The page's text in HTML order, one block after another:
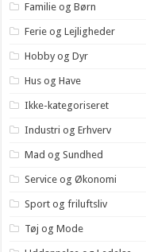
Familie og Børn
Ferie og Lejligheder
Hobby og Dyr
Hus og Have
Ikke-kategoriseret
Industri og Erhverv
Mad og Sundhed
Service og Økonomi
Sport og friluftsliv
Tøj og Mode